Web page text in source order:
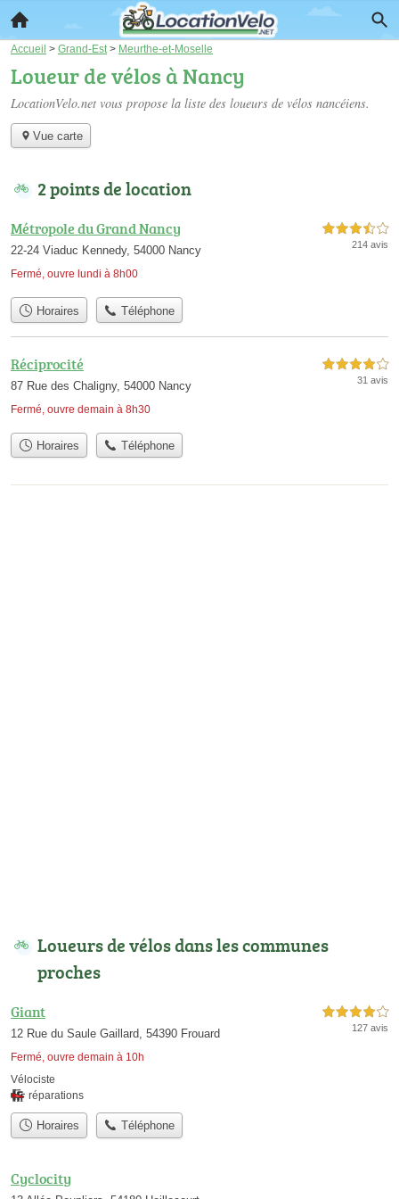
Accueil > Grand-Est > Meurthe-et-Moselle
Loueur de vélos à Nancy
LocationVelo.net vous propose la liste des loueurs de vélos nancéiens.
Vue carte
2 points de location
Métropole du Grand Nancy
22-24 Viaduc Kennedy, 54000 Nancy
Fermé, ouvre lundi à 8h00
3,5 étoiles sur 5
214 avis
Horaires Téléphone
Réciprocité
87 Rue des Chaligny, 54000 Nancy
Fermé, ouvre demain à 8h30
4,0 étoiles sur 5
31 avis
Horaires Téléphone
Loueurs de vélos dans les communes
proches
Giant
12 Rue du Saule Gaillard, 54390 Frouard
Fermé, ouvre demain à 10h
4,0 étoiles sur 5
127 avis
Vélociste
réparations
Horaires Téléphone
Cyclocity